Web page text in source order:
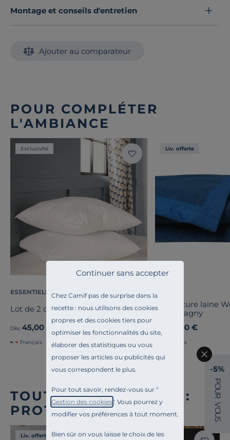
Chez Camif pas de surprise dans la
recette : nous utilisons des cookies
propres et des cookies tiers pour
optimiser les fonctionnalités du site,
élaborer des statistiques ou vous
proposer les articles ou publicités qui
vous correspondent le plus.
Pour tout savoir, rendez-vous sur "
Gestion des cookies". Vous pourrez y
modifier vos préférences à tout moment.
Bien sûr on vous laisse le choix de les
Continuer sans accepter
Montage et conseils d'entretien
Ajouter au comparateur
POUR COMPLÉTER
L'AMBIANCE
Exclusivité
ESSENTIELS PAR CAMIF
Lot de 2 oreillers Pacôme
Dès 45,00 €
Français
Liv. offerte
Couverture laine
Champagny
89,00 €
Français
TOUTE NOTRE OFFRE :
PROTÈGES MATELAS
Liv. offerte Liv. offerte
-5%
P
O
U
R
V
O
U
S